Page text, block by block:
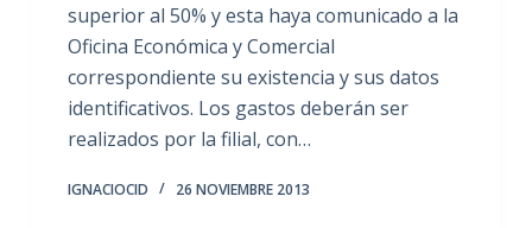
superior al 50% y esta haya comunicado a la
Oficina Económica y Comercial
correspondiente su existencia y sus datos
identificativos. Los gastos deberán ser
realizados por la filial, con…
IGNACIOCID 26 NOVIEMBRE 2013